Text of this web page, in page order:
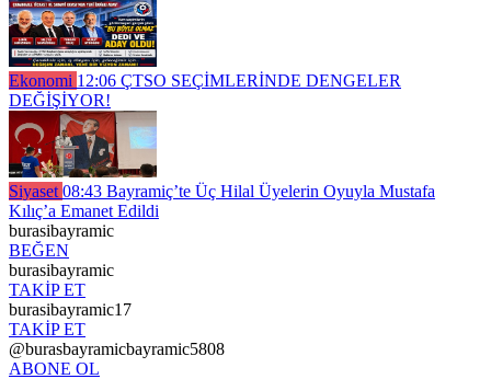
Ekonomi 12:06 ÇTSO SEÇİMLERİNDE DENGELER
DEĞİŞİYOR!
Siyaset 08:43 Bayramiç’te Üç Hilal Üyelerin Oyuyla Mustafa
Kılıç’a Emanet Edildi
burasibayramic
BEĞEN
burasibayramic
TAKİP ET
burasibayramic17
TAKİP ET
@burasbayramicbayramic5808
ABONE OL